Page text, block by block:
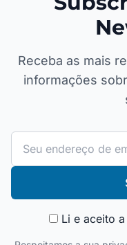
Receba as mais
informações
Li e aceito a